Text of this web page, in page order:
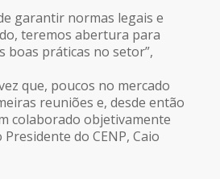
garantir normas legais e
teremos abertura para
boas práticas no setor”,
que, poucos no mercado
reuniões e, desde então
colaborado objetivamente
do CENP, Caio